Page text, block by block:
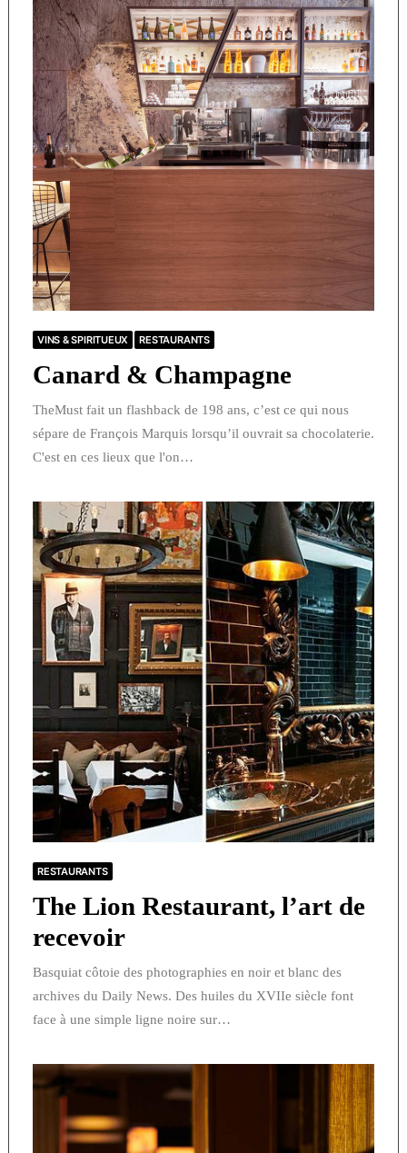
VINS & SPIRITUEUX RESTAURANTS
Canard & Champagne
TheMust fait un flashback de 198 ans, c’est ce qui nous
sépare de François Marquis lorsqu’il ouvrait sa chocolaterie.
C'est en ces lieux que l'on…
RESTAURANTS
The Lion Restaurant, l’art de
recevoir
Basquiat côtoie des photographies en noir et blanc des
archives du Daily News. Des huiles du XVIIe siècle font
face à une simple ligne noire sur…